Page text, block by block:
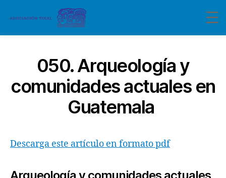
050. Arqueología y
comunidades actuales en
Guatemala
Descarga este artículo en formato pdf